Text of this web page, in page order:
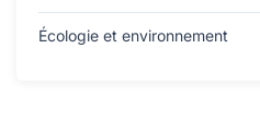
Écologie et environnement